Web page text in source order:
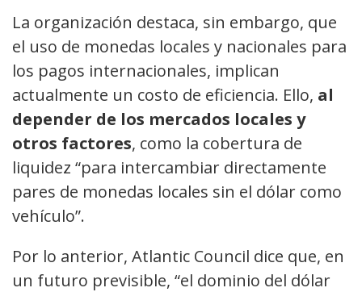
La organización destaca, sin embargo, que
el uso de monedas locales y nacionales para
los pagos internacionales, implican
actualmente un costo de eficiencia. Ello, al
depender de los mercados locales y
otros factores, como la cobertura de
liquidez “para intercambiar directamente
pares de monedas locales sin el dólar como
vehículo”.
Por lo anterior, Atlantic Council dice que, en
un futuro previsible, “el dominio del dólar